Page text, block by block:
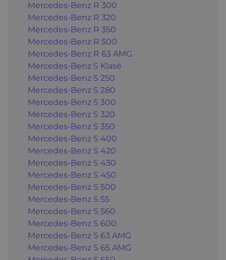
Mercedes-Benz R 300
Mercedes-Benz R 320
Mercedes-Benz R 350
Mercedes-Benz R 500
Mercedes-Benz R 63 AMG
Mercedes-Benz S Klasė
Mercedes-Benz S 250
Mercedes-Benz S 280
Mercedes-Benz S 300
Mercedes-Benz S 320
Mercedes-Benz S 350
Mercedes-Benz S 400
Mercedes-Benz S 420
Mercedes-Benz S 430
Mercedes-Benz S 450
Mercedes-Benz S 500
Mercedes-Benz S 55
Mercedes-Benz S 560
Mercedes-Benz S 600
Mercedes-Benz S 63 AMG
Mercedes-Benz S 65 AMG